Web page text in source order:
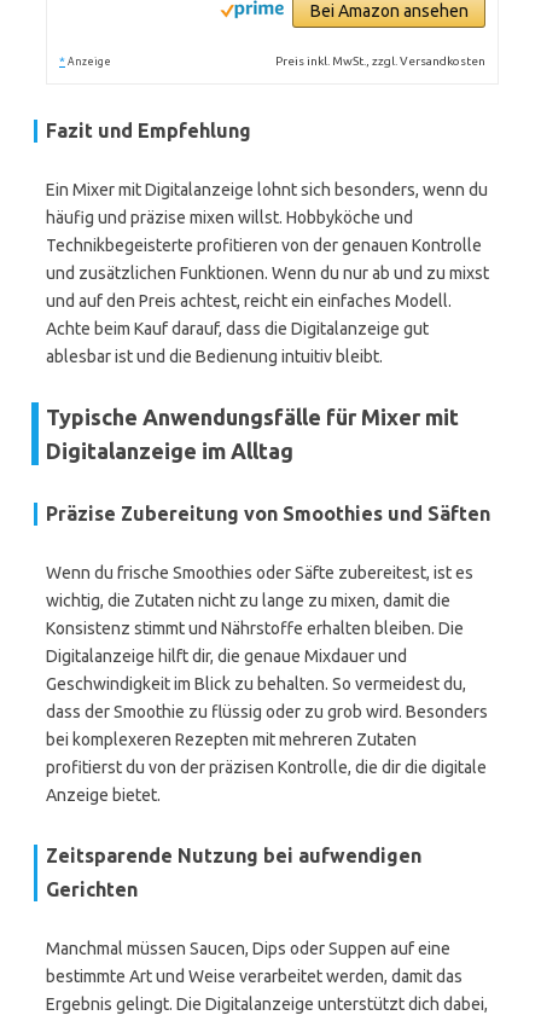
Bei Amazon ansehen
* Anzeige Preis inkl. MwSt., zzgl. Versandkosten
Fazit und Empfehlung
Ein Mixer mit Digitalanzeige lohnt sich besonders, wenn du
häufig und präzise mixen willst. Hobbyköche und
Technikbegeisterte profitieren von der genauen Kontrolle
und zusätzlichen Funktionen. Wenn du nur ab und zu mixst
und auf den Preis achtest, reicht ein einfaches Modell.
Achte beim Kauf darauf, dass die Digitalanzeige gut
ablesbar ist und die Bedienung intuitiv bleibt.
Typische Anwendungsfälle für Mixer mit
Digitalanzeige im Alltag
Präzise Zubereitung von Smoothies und Säften
Wenn du frische Smoothies oder Säfte zubereitest, ist es
wichtig, die Zutaten nicht zu lange zu mixen, damit die
Konsistenz stimmt und Nährstoffe erhalten bleiben. Die
Digitalanzeige hilft dir, die genaue Mixdauer und
Geschwindigkeit im Blick zu behalten. So vermeidest du,
dass der Smoothie zu flüssig oder zu grob wird. Besonders
bei komplexeren Rezepten mit mehreren Zutaten
profitierst du von der präzisen Kontrolle, die dir die digitale
Anzeige bietet.
Zeitsparende Nutzung bei aufwendigen
Gerichten
Manchmal müssen Saucen, Dips oder Suppen auf eine
bestimmte Art und Weise verarbeitet werden, damit das
Ergebnis gelingt. Die Digitalanzeige unterstützt dich dabei,